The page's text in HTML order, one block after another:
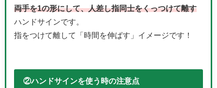
両手を1の形にして、人差し指同士をくっつけて離す
ハンドサインです。
指をつけて離して「時間を伸ばす」イメージです！
②ハンドサインを使う時の注意点